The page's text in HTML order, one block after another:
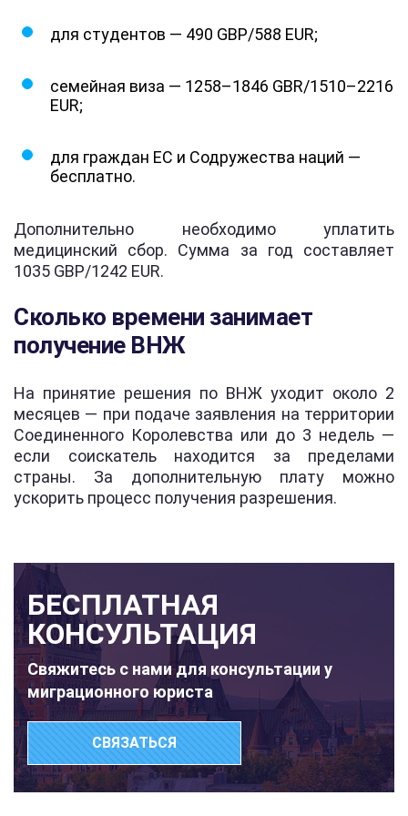
для студентов — 490 GBP/588 EUR;
семейная виза — 1258–1846 GBR/1510–2216
EUR;
для граждан ЕС и Содружества наций —
бесплатно.
Дополнительно необходимо уплатить
медицинский сбор. Сумма за год составляет
1035 GBP/1242 EUR.
Сколько времени занимает
получение ВНЖ
На принятие решения по ВНЖ уходит около 2
месяцев — при подаче заявления на территории
Соединенного Королевства или до 3 недель —
если соискатель находится за пределами
страны. За дополнительную плату можно
ускорить процесс получения разрешения.
БЕСПЛАТНАЯ
КОНСУЛЬТАЦИЯ
Свяжитесь с нами для консультации у
миграционного юриста
СВЯЗАТЬСЯ